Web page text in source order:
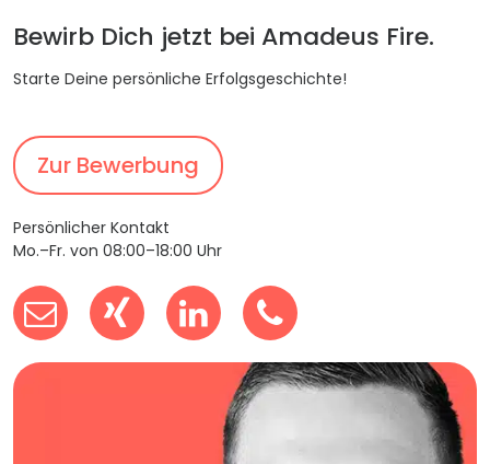
Bewirb Dich jetzt bei Amadeus Fire.
Starte Deine persönliche Erfolgsgeschichte!
Zur Bewerbung
Persönlicher Kontakt
Mo.–Fr. von 08:00–18:00 Uhr